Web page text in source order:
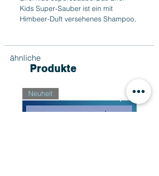
Kids Super-Sauber ist ein mit
Himbeer-Duft versehenes Shampoo,
und Schweif wiederfindet
ähnliche
Produkte
Neuheit